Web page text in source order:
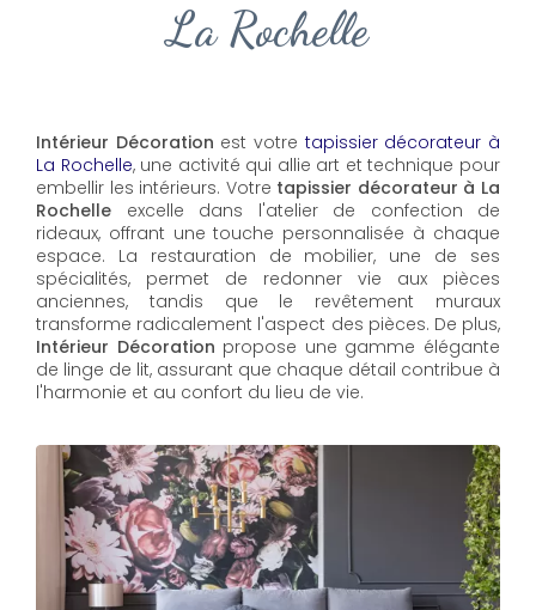
La Rochelle
Intérieur Décoration est votre tapissier décorateur à
La Rochelle, une activité qui allie art et technique pour
embellir les intérieurs. Votre tapissier décorateur à La
Rochelle excelle dans l'atelier de confection de
rideaux, offrant une touche personnalisée à chaque
espace. La restauration de mobilier, une de ses
spécialités, permet de redonner vie aux pièces
anciennes, tandis que le revêtement muraux
transforme radicalement l'aspect des pièces. De plus,
Intérieur Décoration propose une gamme élégante
de linge de lit, assurant que chaque détail contribue à
l'harmonie et au confort du lieu de vie.